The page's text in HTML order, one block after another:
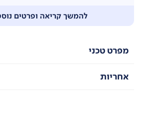
להמשך קריאה ופרטים
מפרט טכני
אחריות